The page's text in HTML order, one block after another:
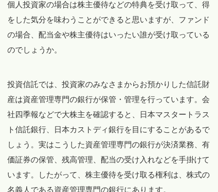
個人投資家の場合は株主優待などの特典を受け取って、得
をした気分を味わうことができると思いますが、ファンド
の場合、配当金や株主優待はいったい誰が受け取っている
のでしょうか。
投資信託では、投資家のみなさまからお預かりした信託財
産は資産管理専門の銀行が保管・管理を行っています。会
社四季報などで大株主を確認すると、日本マスタートラス
ト信託銀行、日本カストディ銀行を目にすることがあるで
しょう。実はこうした資産管理専門の銀行が決済業務、有
価証券の保管、残⾼管理、配当の受け⼊れなどを⼿掛けて
います。したがって、株主優待を受け取る権利は、株式の
名義人である資産管理専門の銀行にあります。